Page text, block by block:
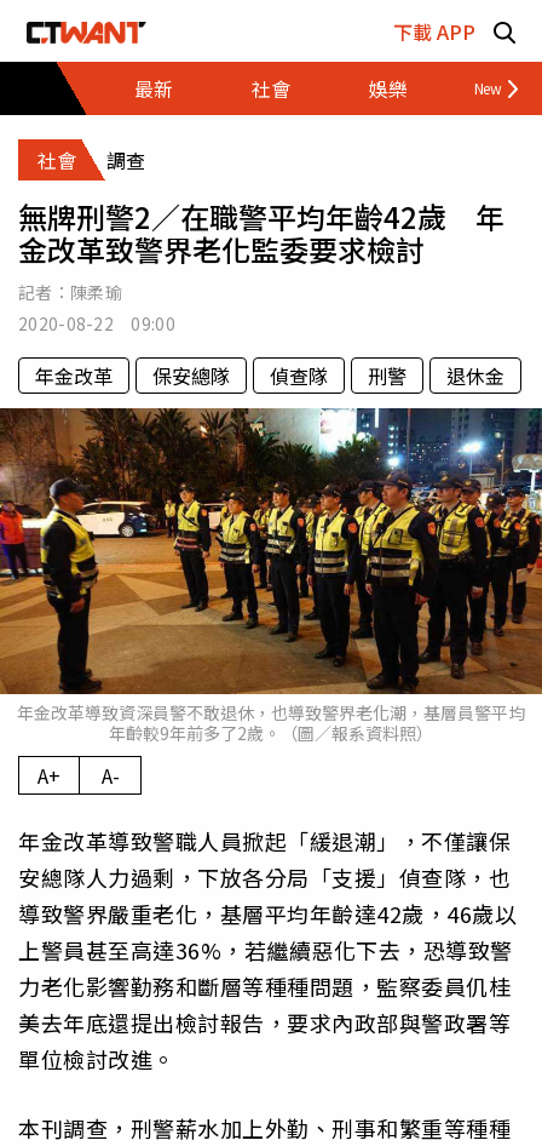
下載 APP
最新
社會 娛樂 財經
社會 調查
無牌刑警2／在職警平均年齡42歲 年
金改革致警界老化監委要求檢討
記者： 陳柔瑜
2020-08-22 09:00
年金改革 保安總隊 偵查隊 刑警 退休金
年金改革導致資深員警不敢退休，也導致警界老化潮，基層員警平均
年齡較9年前多了2歲。（圖／報系資料照）
A+ A-
年金改革導致警職人員掀起「緩退潮」，不僅讓保
安總隊人力過剩，下放各分局「支援」偵查隊，也
導致警界嚴重老化，基層平均年齡達42歲，46歲以
上警員甚至高達36%，若繼續惡化下去，恐導致警
力老化影響勤務和斷層等種種問題，監察委員仉桂
美去年底還提出檢討報告，要求內政部與警政署等
單位檢討改進。
本刊調查，刑警薪水加上外勤、刑事和繁重等種種